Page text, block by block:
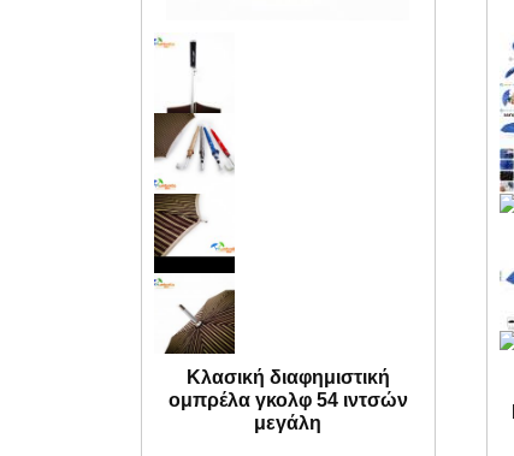
Κλασική διαφημιστική
ομπρέλα γκολφ 54 ιντσών
μεγάλη